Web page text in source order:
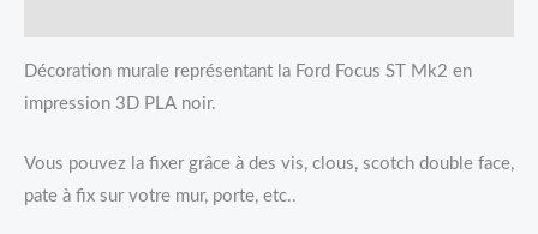
Décoration murale représentant la Ford Focus ST Mk2 en
impression 3D PLA noir.
Vous pouvez la fixer grâce à des vis, clous, scotch double face,
pate à fix sur votre mur, porte, etc..